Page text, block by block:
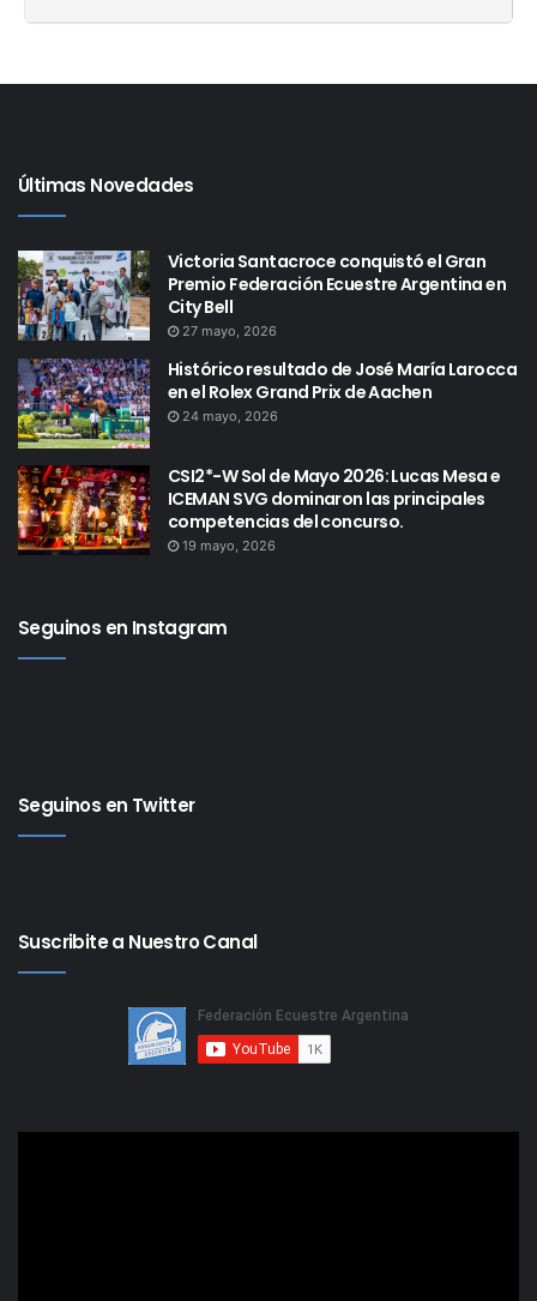
Últimas Novedades
Victoria Santacroce conquistó el Gran
Premio Federación Ecuestre Argentina en
City Bell
27 mayo, 2026
Histórico resultado de José María Larocca
en el Rolex Grand Prix de Aachen
24 mayo, 2026
CSI2*-W Sol de Mayo 2026: Lucas Mesa e
ICEMAN SVG dominaron las principales
competencias del concurso.
19 mayo, 2026
Seguinos en Instagram
Seguinos en Twitter
Suscribite a Nuestro Canal